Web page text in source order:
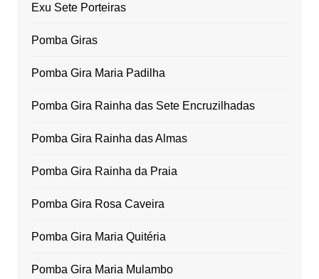
Exu Sete Porteiras
Pomba Giras
Pomba Gira Maria Padilha
Pomba Gira Rainha das Sete Encruzilhadas
Pomba Gira Rainha das Almas
Pomba Gira Rainha da Praia
Pomba Gira Rosa Caveira
Pomba Gira Maria Quitéria
Pomba Gira Maria Mulambo